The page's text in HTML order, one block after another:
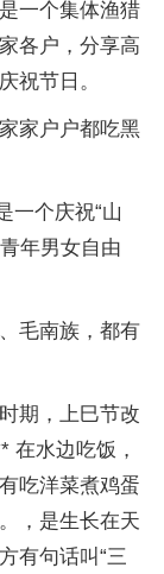
一个集体渔猎
各户，分享高
祝节日。
家户户都吃黑
一个庆祝“山
年男女自由
毛南族，都有
期，上巳节改
在水边吃饭，
吃洋菜煮鸡蛋
，是生长在天
有句话叫“三